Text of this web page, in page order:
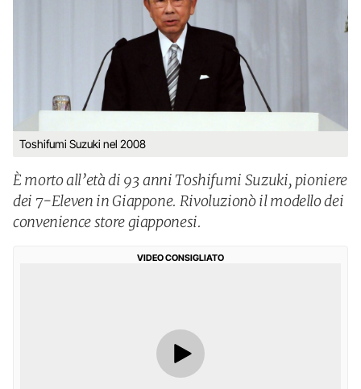
Toshifumi Suzuki nel 2008
È morto all’età di 93 anni Toshifumi Suzuki, pioniere
dei 7-Eleven in Giappone. Rivoluzionò il modello dei
convenience store giapponesi.
VIDEO CONSIGLIATO